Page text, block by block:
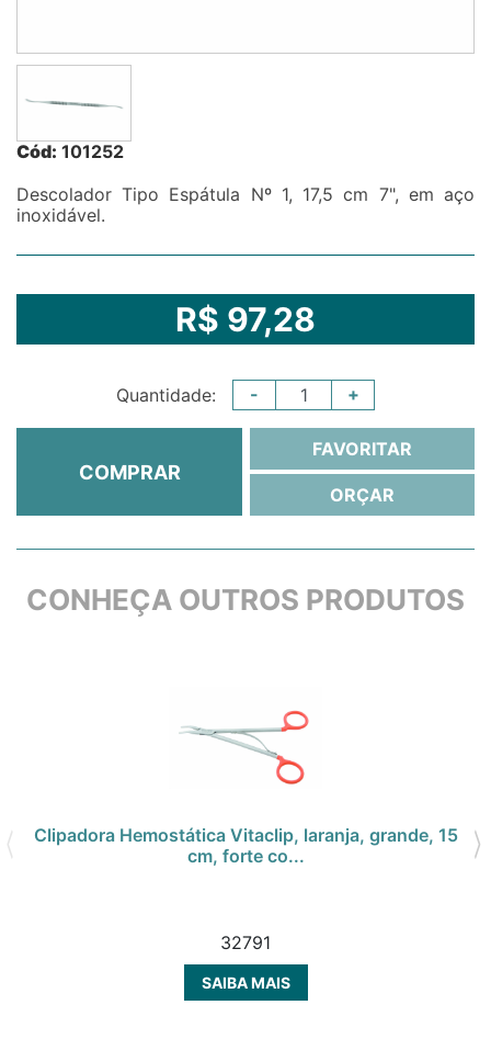
Cód: 101252
Descolador Tipo Espátula Nº 1, 17,5 cm 7", em aço
inoxidável.
R$ 97,28
Quantidade: - +
COMPRAR
FAVORITAR
ORÇAR
CONHEÇA OUTROS PRODUTOS
Clipadora Hemostática Vitaclip, laranja, grande, 15
cm, forte co...
32791
SAIBA MAIS